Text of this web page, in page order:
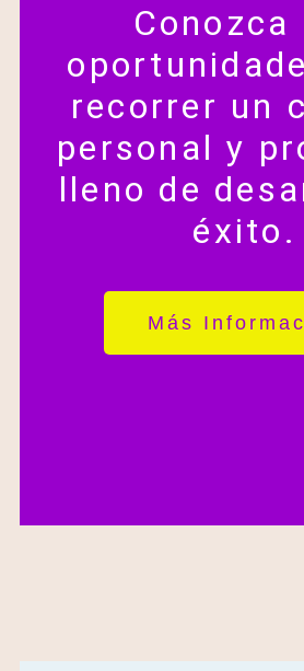
Conozca
recorrer un
personal y
lleno de
éxito.
Más